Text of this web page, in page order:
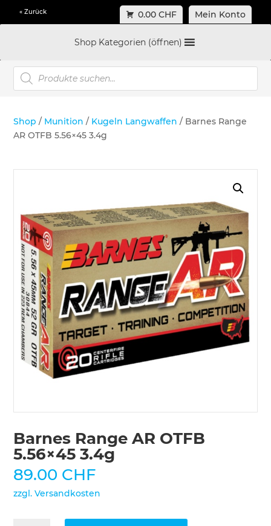
« Zurück 0.00 CHF Mein Konto
Shop Kategorien (öffnen)
Products
search
Shop / Munition / Kugeln Langwaffen / Barnes Range
AR OTFB 5.56×45 3.4g
Barnes Range AR OTFB
5.56×45 3.4g
89.00 CHF
zzgl. Versandkosten